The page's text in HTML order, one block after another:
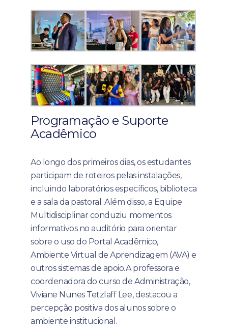
Programação e Suporte
Acadêmico
Ao longo dos primeiros dias, os estudantes
participam de roteiros pelas instalações,
incluindo laboratórios específicos, biblioteca
e a sala da pastoral. Além disso, a Equipe
Multidisciplinar conduziu momentos
informativos no auditório para orientar
sobre o uso do Portal Acadêmico,
Ambiente Virtual de Aprendizagem (AVA) e
outros sistemas de apoio.A professora e
coordenadora do curso de Administração,
Viviane Nunes Tetzlaff Lee, destacou a
percepção positiva dos alunos sobre o
ambiente institucional.